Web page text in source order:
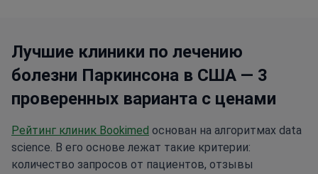
Лучшие клиники по лечению
болезни Паркинсона в США — 3
проверенных варианта с ценами
Рейтинг клиник Bookimed основан на алгоритмах data
science. В его основе лежат такие критерии:
количество запросов от пациентов, отзывы